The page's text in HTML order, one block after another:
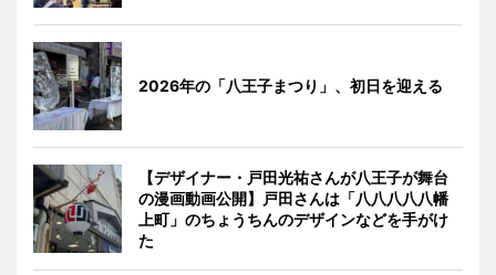
2026年の「八王子まつり」、初日を迎える
【デザイナー・戸田光祐さんが八王子が舞台
の漫画動画公開】戸田さんは「八八八八八幡
上町」のちょうちんのデザインなどを手がけ
た